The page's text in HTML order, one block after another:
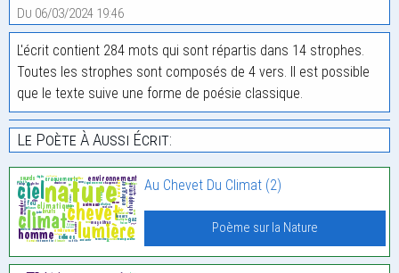
Du 06/03/2024 19:46
L'écrit contient 284 mots qui sont répartis dans 14 strophes.
Toutes les strophes sont composés de 4 vers. Il est possible
que le texte suive une forme de poésie classique.
Le Poète À Aussi Écrit:
Au Chevet Du Climat (2)
Poème sur la Nature